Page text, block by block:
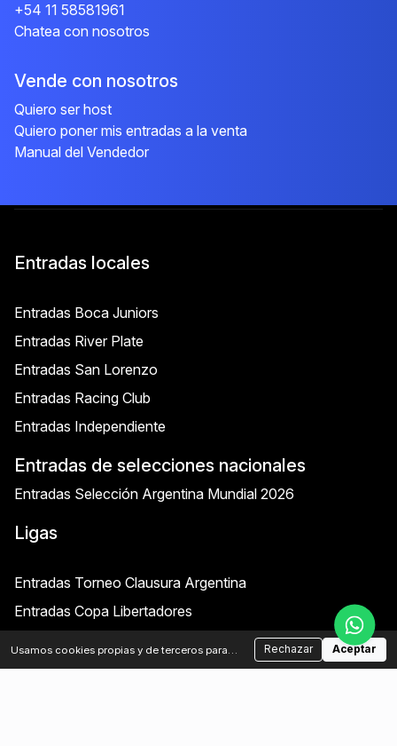
+54 11 58581961
Chatea con nosotros
Vende con nosotros
Quiero ser host
Quiero poner mis entradas a la venta
Manual del Vendedor
Entradas locales
Entradas Boca Juniors
Entradas River Plate
Entradas San Lorenzo
Entradas Racing Club
Entradas Independiente
Entradas de selecciones nacionales
Entradas Selección Argentina Mundial 2026
Ligas
Entradas Torneo Clausura Argentina
Entradas Copa Libertadores
Usamos cookies propias y de terceros para
Rechazar Aceptar